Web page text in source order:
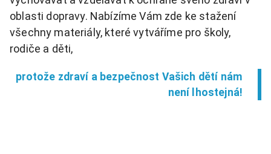
oblasti dopravy. Nabízíme Vám zde ke stažení
všechny materiály, které vytváříme pro školy,
rodiče a děti,
protože zdraví a bezpečnost Vašich dětí nám
není lhostejná!